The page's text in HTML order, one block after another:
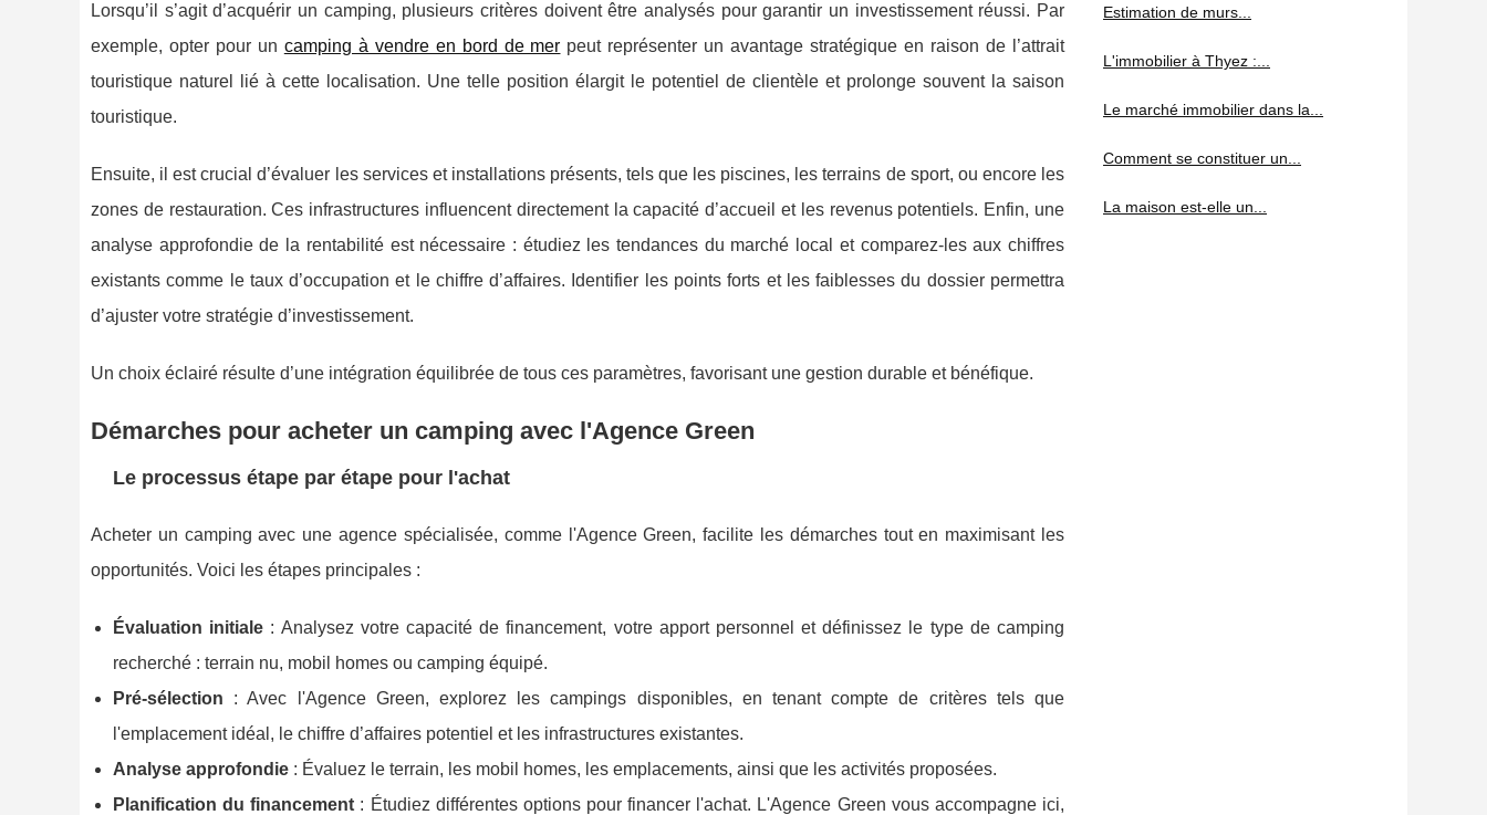
Lorsqu’il s’agit d’acquérir un camping, plusieurs critères doivent être analysés pour garantir un investissement réussi. Par
exemple, opter pour un camping à vendre en bord de mer peut représenter un avantage stratégique en raison de l’attrait
touristique naturel lié à cette localisation. Une telle position élargit le potentiel de clientèle et prolonge souvent la saison
touristique.
Ensuite, il est crucial d’évaluer les services et installations présents, tels que les piscines, les terrains de sport, ou encore les
zones de restauration. Ces infrastructures influencent directement la capacité d’accueil et les revenus potentiels. Enfin, une
analyse approfondie de la rentabilité est nécessaire : étudiez les tendances du marché local et comparez-les aux chiffres
existants comme le taux d’occupation et le chiffre d’affaires. Identifier les points forts et les faiblesses du dossier permettra
d’ajuster votre stratégie d’investissement.
Un choix éclairé résulte d’une intégration équilibrée de tous ces paramètres, favorisant une gestion durable et bénéfique.
Démarches pour acheter un camping avec l'Agence Green
Le processus étape par étape pour l'achat
Acheter un camping avec une agence spécialisée, comme l'Agence Green, facilite les démarches tout en maximisant les
opportunités. Voici les étapes principales :
Évaluation initiale : Analysez votre capacité de financement, votre apport personnel et définissez le type de camping
recherché : terrain nu, mobil homes ou camping équipé.
Pré-sélection : Avec l'Agence Green, explorez les campings disponibles, en tenant compte de critères tels que
l'emplacement idéal, le chiffre d’affaires potentiel et les infrastructures existantes.
Analyse approfondie : Évaluez le terrain, les mobil homes, les emplacements, ainsi que les activités proposées.
Planification du financement : Étudiez différentes options pour financer l'achat. L'Agence Green vous accompagne ici,
Estimation de murs...
L'immobilier à Thyez :...
Le marché immobilier dans la...
Comment se constituer un...
La maison est-elle un...